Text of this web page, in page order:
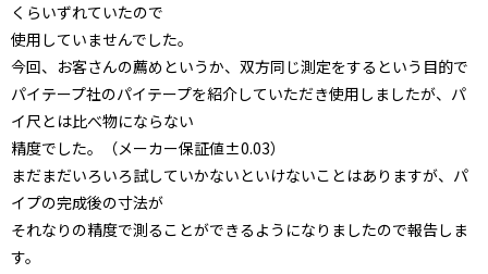
くらいずれていたので
使用していませんでした。
今回、お客さんの薦めというか、双方同じ測定をするという目的で
パイテープ社のパイテープを紹介していただき使用しましたが、パ
イ尺とは比べ物にならない
精度でした。（メーカー保証値±0.03）
まだまだいろいろ試していかないといけないことはありますが、パ
イプの完成後の寸法が
それなりの精度で測ることができるようになりましたので報告しま
す。